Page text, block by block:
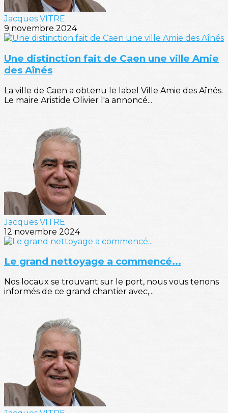
Jacques VITRE
9 novembre 2024
Une distinction fait de Caen une ville Amie
des Aînés
La ville de Caen a obtenu le label Ville Amie des Aînés.
Le maire Aristide Olivier l'a annoncé...
Jacques VITRE
12 novembre 2024
Le grand nettoyage a commencé...
Nos locaux se trouvant sur le port, nous vous tenons
informés de ce grand chantier avec,...